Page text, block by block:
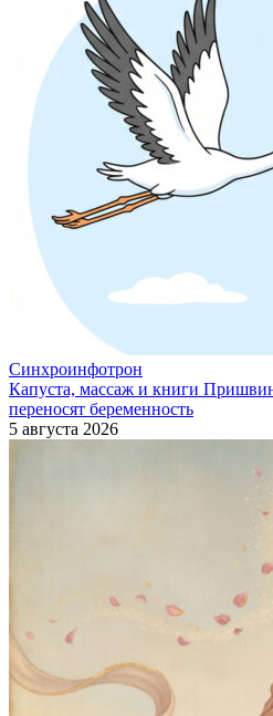
Синхроинфотрон
Капуста, массаж и книги
переносят беременность
5 августа 2026